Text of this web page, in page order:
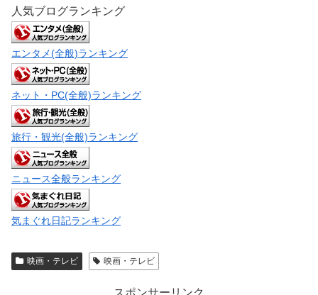
人気ブログランキング
エンタメ(全般)ランキング
ネット・PC(全般)ランキング
旅行・観光(全般)ランキング
ニュース全般ランキング
気まぐれ日記ランキング
映画・テレビ 映画・テレビ